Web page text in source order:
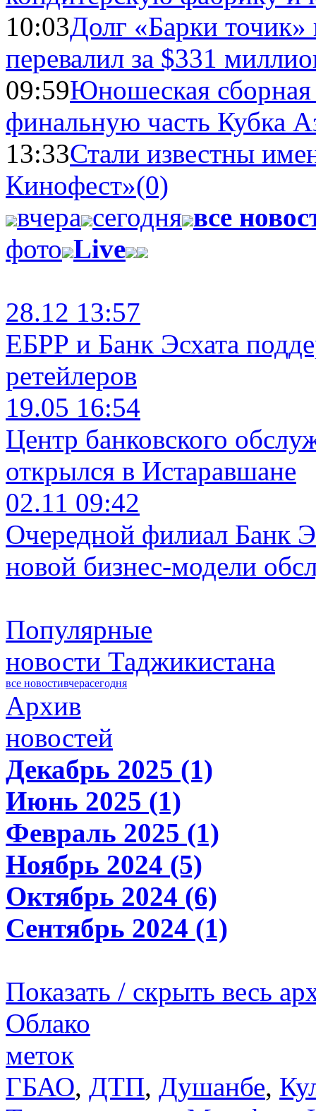
10:03Долг «Барки
перевалил за $331
09:59Юношеская
финальную часть Кубка
13:33Стали известны
Кинофест»(0)
вчера сегодня все
фото Live
28.12 13:57
ЕБРР и Банк Эсхата
ретейлеров
19.05 16:54
Центр банковского
открылся в Истаравшане
02.11 09:42
Очередной филиал Банк
новой бизнес-модели
Популярные
новости Таджикистана
все новостивчерасегодня
Архив
новостей
Декабрь 2025 (1)
Июнь 2025 (1)
Февраль 2025 (1)
Ноябрь 2024 (5)
Октябрь 2024 (6)
Сентябрь 2024 (1)
Показать / скрыть весь
Облако
меток
ГБАО, ДТП, Душанбе,